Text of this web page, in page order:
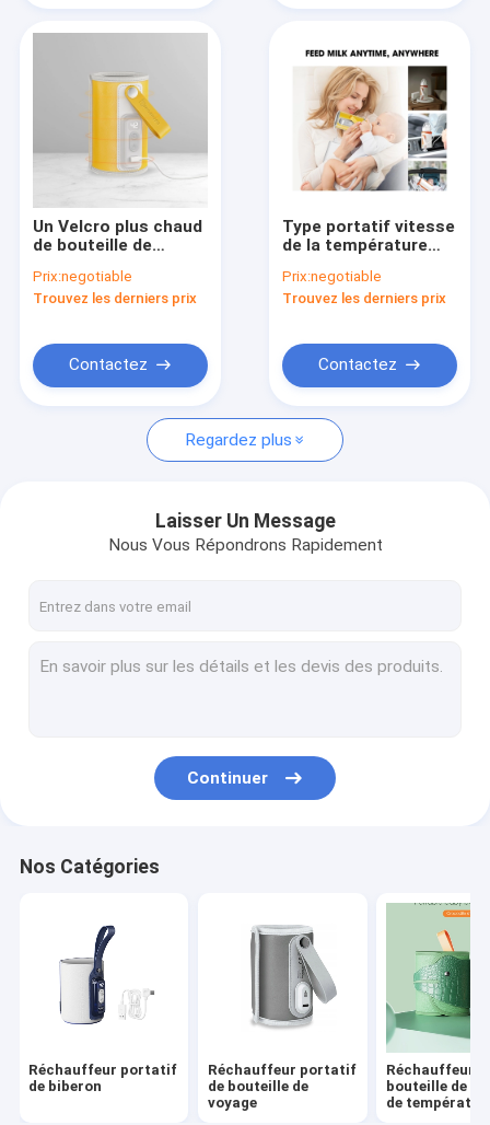
Au sujet de nous
Visite d'usine
Contrôle de qualité
Cas
Réchauffeur portatif de biberon
Réchauffeur de bouteille de contrôle de température
Flip Cap Baby Bottle
brosse de bain bébé
Une cuillère et une fourchette
Une sucette de nuit et de jour
Un Velcro plus chaud
de bouteille de
contrôle de
température 5 d'USB
Prix:negotiable
Trouvez les derniers prix
Contactez
Type portatif vitesse
de la température
rechargeable de
bouteille de C cinq
Prix:negotiable
Trouvez les derniers prix
Contactez
Regardez plus
Laisser Un Message
Nous Vous Répondrons Rapidement
Continuer
Nos Catégories
Réchauffeur portatif
de biberon
Réchauffeur portatif
de bouteille de
voyage
Réchauffeur
bouteille de
de